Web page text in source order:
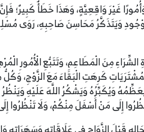
غَيْرَ وَاقِعِيَّةٍ، وَهَذَا خَطَأٌ
وَيَتَذَكَّرُ مَحَاسِنَ صَاحِبِهِ، رَوَى
مِنَ الْمَطَاعِمِ، وَتَتَبُّعِ الْأُمُورِ
كَرِهَتِ الْبَقَاءَ مَعَ الزَّوْجِ،
وَيُكَبِّرُهُ وَيَشْكُرُ اللَّهَ عَلَيْهِ